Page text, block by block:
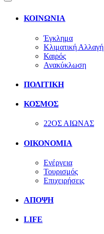
ΚΟΙΝΩΝΙΑ
Έγκλημα
Κλιματική Αλλαγή
Καιρός
Ανακύκλωση
ΠΟΛΙΤΙΚΗ
ΚΟΣΜΟΣ
22ΟΣ ΑΙΩΝΑΣ
ΟΙΚΟΝΟΜΙΑ
Ενέργεια
Τουρισμός
Επιχειρήσεις
ΑΠΟΨΗ
LIFE